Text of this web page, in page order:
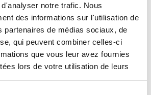
notre trafic. Nous
des informations sur l'utilisation de
partenaires de médias sociaux, de
qui peuvent combiner celles-ci
que vous leur avez fournies
lors de votre utilisation de leurs